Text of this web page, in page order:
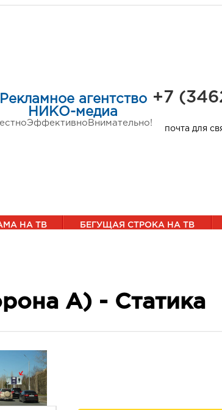
Рекламное агентство
НИКО-медиа
Эффективно Внимательно!
+7
почта для
НА ТВ БЕГУЩАЯ СТРОКА НА ТВ
А) - Статика